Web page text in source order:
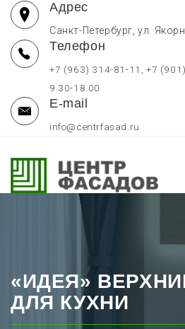
Перейти
содержимому
Адрес
Санкт-Петербург, ул.
Телефон
+7 (963) 314-81-11, +7
9.30-18.00
E-mail
info@centrfasad.ru
ФАСАДЫ И
В СПБ,
Мебельные фасады на заказ
Санкт-Петербурге, столешницы
«ИДЕЯ»
ДЛЯ КУХНИ